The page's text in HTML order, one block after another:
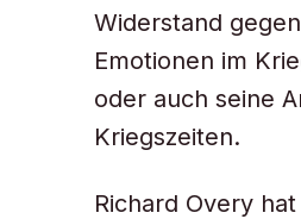
Widerstand
Emotionen im
oder auch seine
Kriegszeiten.
Richard Overy